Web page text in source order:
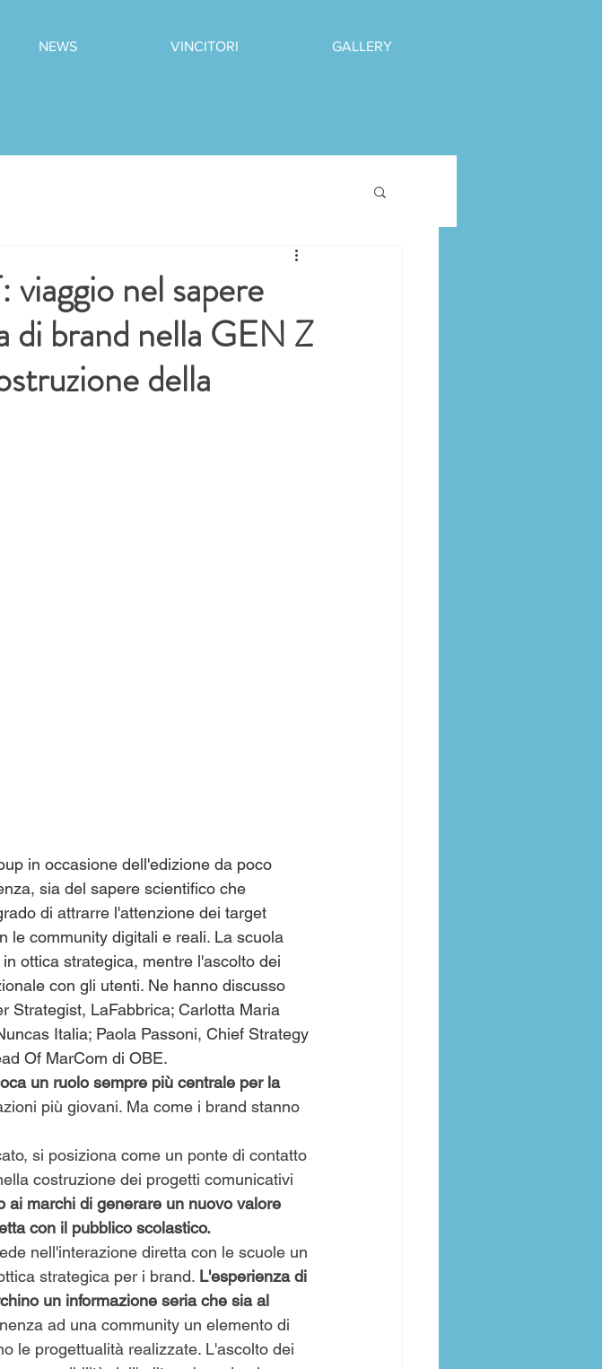
NEWS VINCITORI GALLERY
nel sapere
di brand nella GEN Z
della
in occasione dell'edizione da poco
sia del sapere scientifico che
di attrarre l'attenzione dei target
le community digitali e reali. La scuola
ottica strategica, mentre l'ascolto dei
con gli utenti. Ne hanno discusso
Strategist, LaFabbrica; Carlotta Maria
Italia; Paola Passoni, Chief Strategy
Of MarCom di OBE.
un ruolo sempre più centrale per la
più giovani. Ma come i brand stanno
si posiziona come un ponte di contatto
costruzione dei progetti comunicativi
ai marchi di generare un nuovo valore
con il pubblico scolastico.
nell'interazione diretta con le scuole un
strategica per i brand. L'esperienza di
un informazione seria che sia al
ad una community un elemento di
le progettualità realizzate. L'ascolto dei